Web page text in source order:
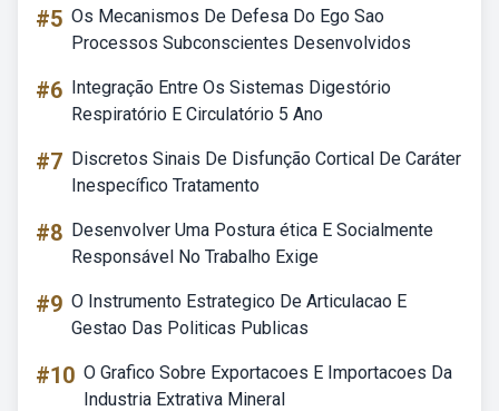
#5 Os Mecanismos De Defesa Do Ego Sao
Processos Subconscientes Desenvolvidos
#6 Integração Entre Os Sistemas Digestório
Respiratório E Circulatório 5 Ano
#7 Discretos Sinais De Disfunção Cortical De Caráter
Inespecífico Tratamento
#8 Desenvolver Uma Postura ética E Socialmente
Responsável No Trabalho Exige
#9 O Instrumento Estrategico De Articulacao E
Gestao Das Politicas Publicas
#10 O Grafico Sobre Exportacoes E Importacoes Da
Industria Extrativa Mineral